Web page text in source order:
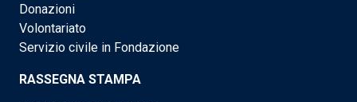
Donazioni
Volontariato
Servizio civile in Fondazione
RASSEGNA STAMPA